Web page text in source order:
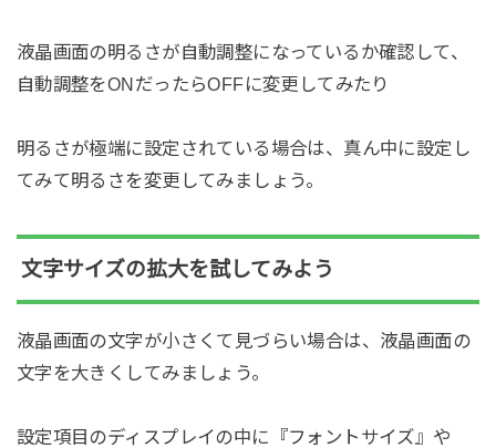
液晶画面の明るさが自動調整になっているか確認して、
自動調整をONだったらOFFに変更してみたり
明るさが極端に設定されている場合は、真ん中に設定し
てみて明るさを変更してみましょう。
文字サイズの拡大を試してみよう
液晶画面の文字が小さくて見づらい場合は、液晶画面の
文字を大きくしてみましょう。
設定項目のディスプレイの中に『フォントサイズ』や